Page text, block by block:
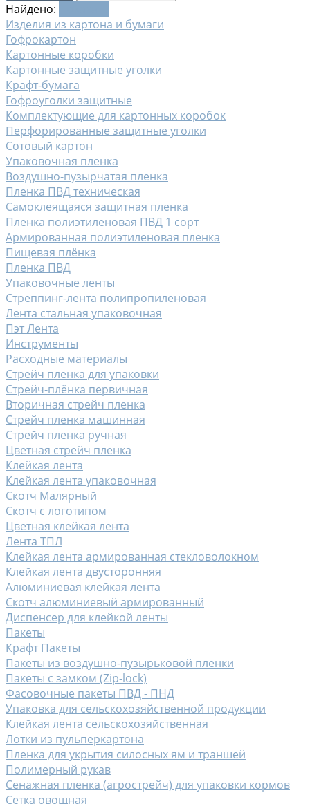
Найдено:
Изделия из картона и бумаги
Гофрокартон
Картонные коробки
Картонные защитные уголки
Крафт-бумага
Гофроуголки защитные
Комплектующие для картонных коробок
Перфорированные защитные уголки
Сотовый картон
Упаковочная пленка
Воздушно-пузырчатая пленка
Пленка ПВД техническая
Самоклеящаяся защитная пленка
Пленка полиэтиленовая ПВД 1 сорт
Армированная полиэтиленовая пленка
Пищевая плёнка
Пленка ПВД
Упаковочные ленты
Стреппинг-лента полипропиленовая
Лента стальная упаковочная
Пэт Лента
Инструменты
Расходные материалы
Стрейч пленка для упаковки
Стрейч-плёнка первичная
Вторичная стрейч пленка
Стрейч пленка машинная
Стрейч пленка ручная
Цветная стрейч пленка
Клейкая лента
Клейкая лента упаковочная
Скотч Малярный
Скотч с логотипом
Цветная клейкая лента
Лента ТПЛ
Клейкая лента армированная стекловолокном
Клейкая лента двусторонняя
Алюминиевая клейкая лента
Скотч алюминиевый армированный
Диспенсер для клейкой ленты
Пакеты
Крафт Пакеты
Пакеты из воздушно-пузырьковой пленки
Пакеты с замком (Zip-lock)
Фасовочные пакеты ПВД - ПНД
Упаковка для сельскохозяйственной продукции
Клейкая лента сельскохозяйственная
Лотки из пульперкартона
Пленка для укрытия силосных ям и траншей
Полимерный рукав
Сенажная пленка (агрострейч) для упаковки кормов
Сетка овощная